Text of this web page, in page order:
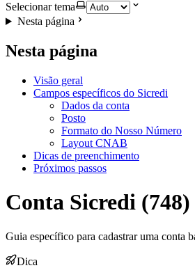
Selecionar tema
Nesta página
Nesta página
Visão geral
Campos específicos do Sicredi
Dados da conta
Posto
Formato do Nosso Número
Layout CNAB
Dicas de preenchimento
Próximos passos
Conta Sicredi
Guia específico para cadastrar uma conta
Dica